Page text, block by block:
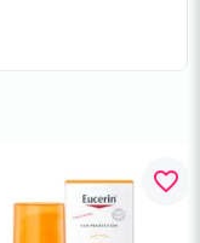
favorite_border